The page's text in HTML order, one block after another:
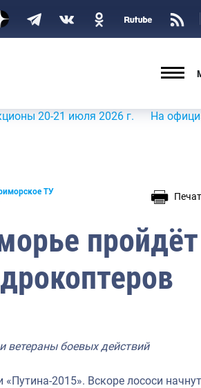
21 июля 2026 г. На официальном
ТУ
пройдёт
ветераны боевых действий
2015». Вскоре лососи начнут